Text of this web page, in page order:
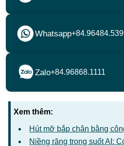
Whatsapp
Zalo+84.96868.1111
Xem thêm:
Hút mỡ bắp chân bằng
Niềng răng trong suốt AI: